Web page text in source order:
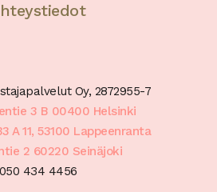
Oy, 2872955-7
3 B 00400 Helsinki
A 11, 53100 Lappeenranta
2 60220 Seinäjoki
050 434 4456